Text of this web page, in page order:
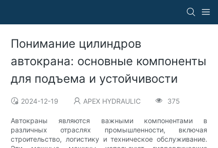
Понимание цилиндров
автокрана: основные компоненты
для подъема и устойчивости
2024-12-19 APEX HYDRAULIC 375
Автокраны являются важными компонентами в
различных отраслях промышленности, включая
строительство, логистику и техническое обслуживание.